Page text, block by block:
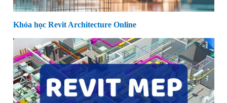
Khóa học Revit Architecture Online